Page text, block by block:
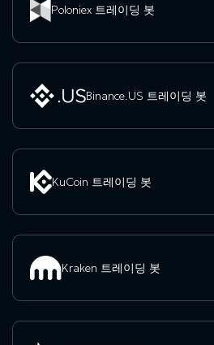
Poloniex 트레이딩 봇
Binance.US 트레이딩 봇
KuCoin 트레이딩 봇
Kraken 트레이딩 봇